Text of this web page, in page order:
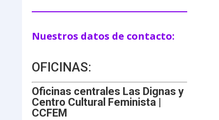
Nuestros datos de contacto:
OFICINAS:
Oficinas centrales Las Dignas y
Centro Cultural Feminista |
CCFEM